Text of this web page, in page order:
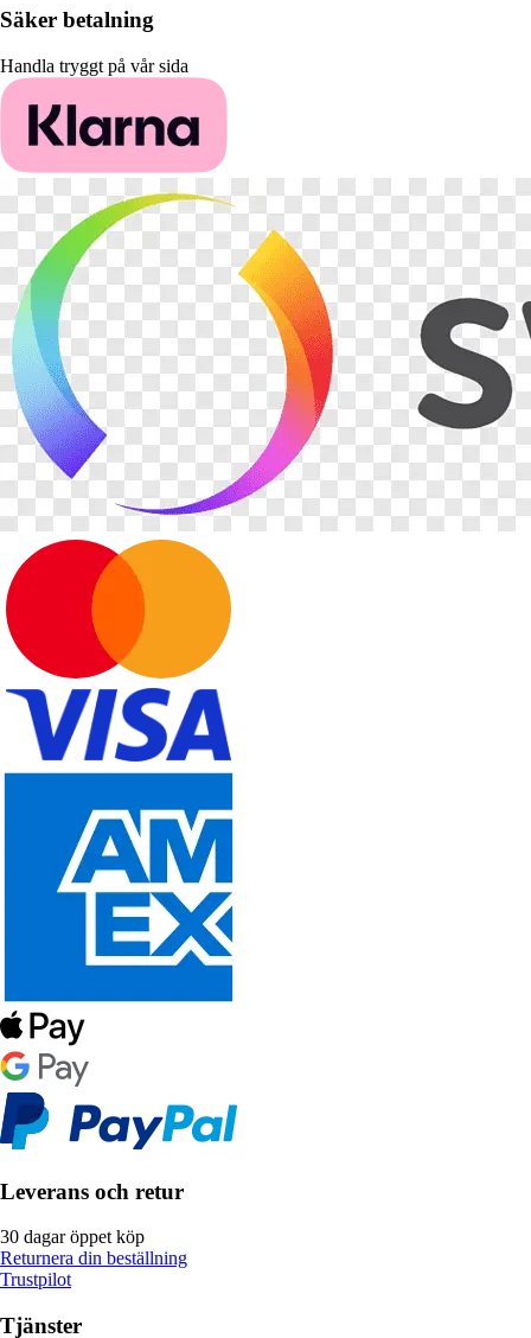
Säker betalning
Handla tryggt på vår sida
Leverans och retur
30 dagar öppet köp
Returnera din beställning
Trustpilot
Tjänster